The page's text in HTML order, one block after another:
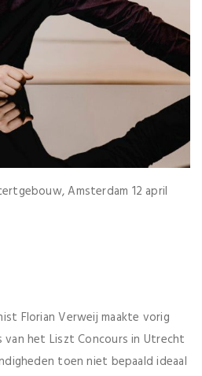
Amsterdam 12 april
Florian Verweij maakte vorig
het Liszt Concours in Utrecht
toen niet bepaald ideaal